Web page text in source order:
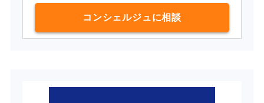
コンシェルジュに相談